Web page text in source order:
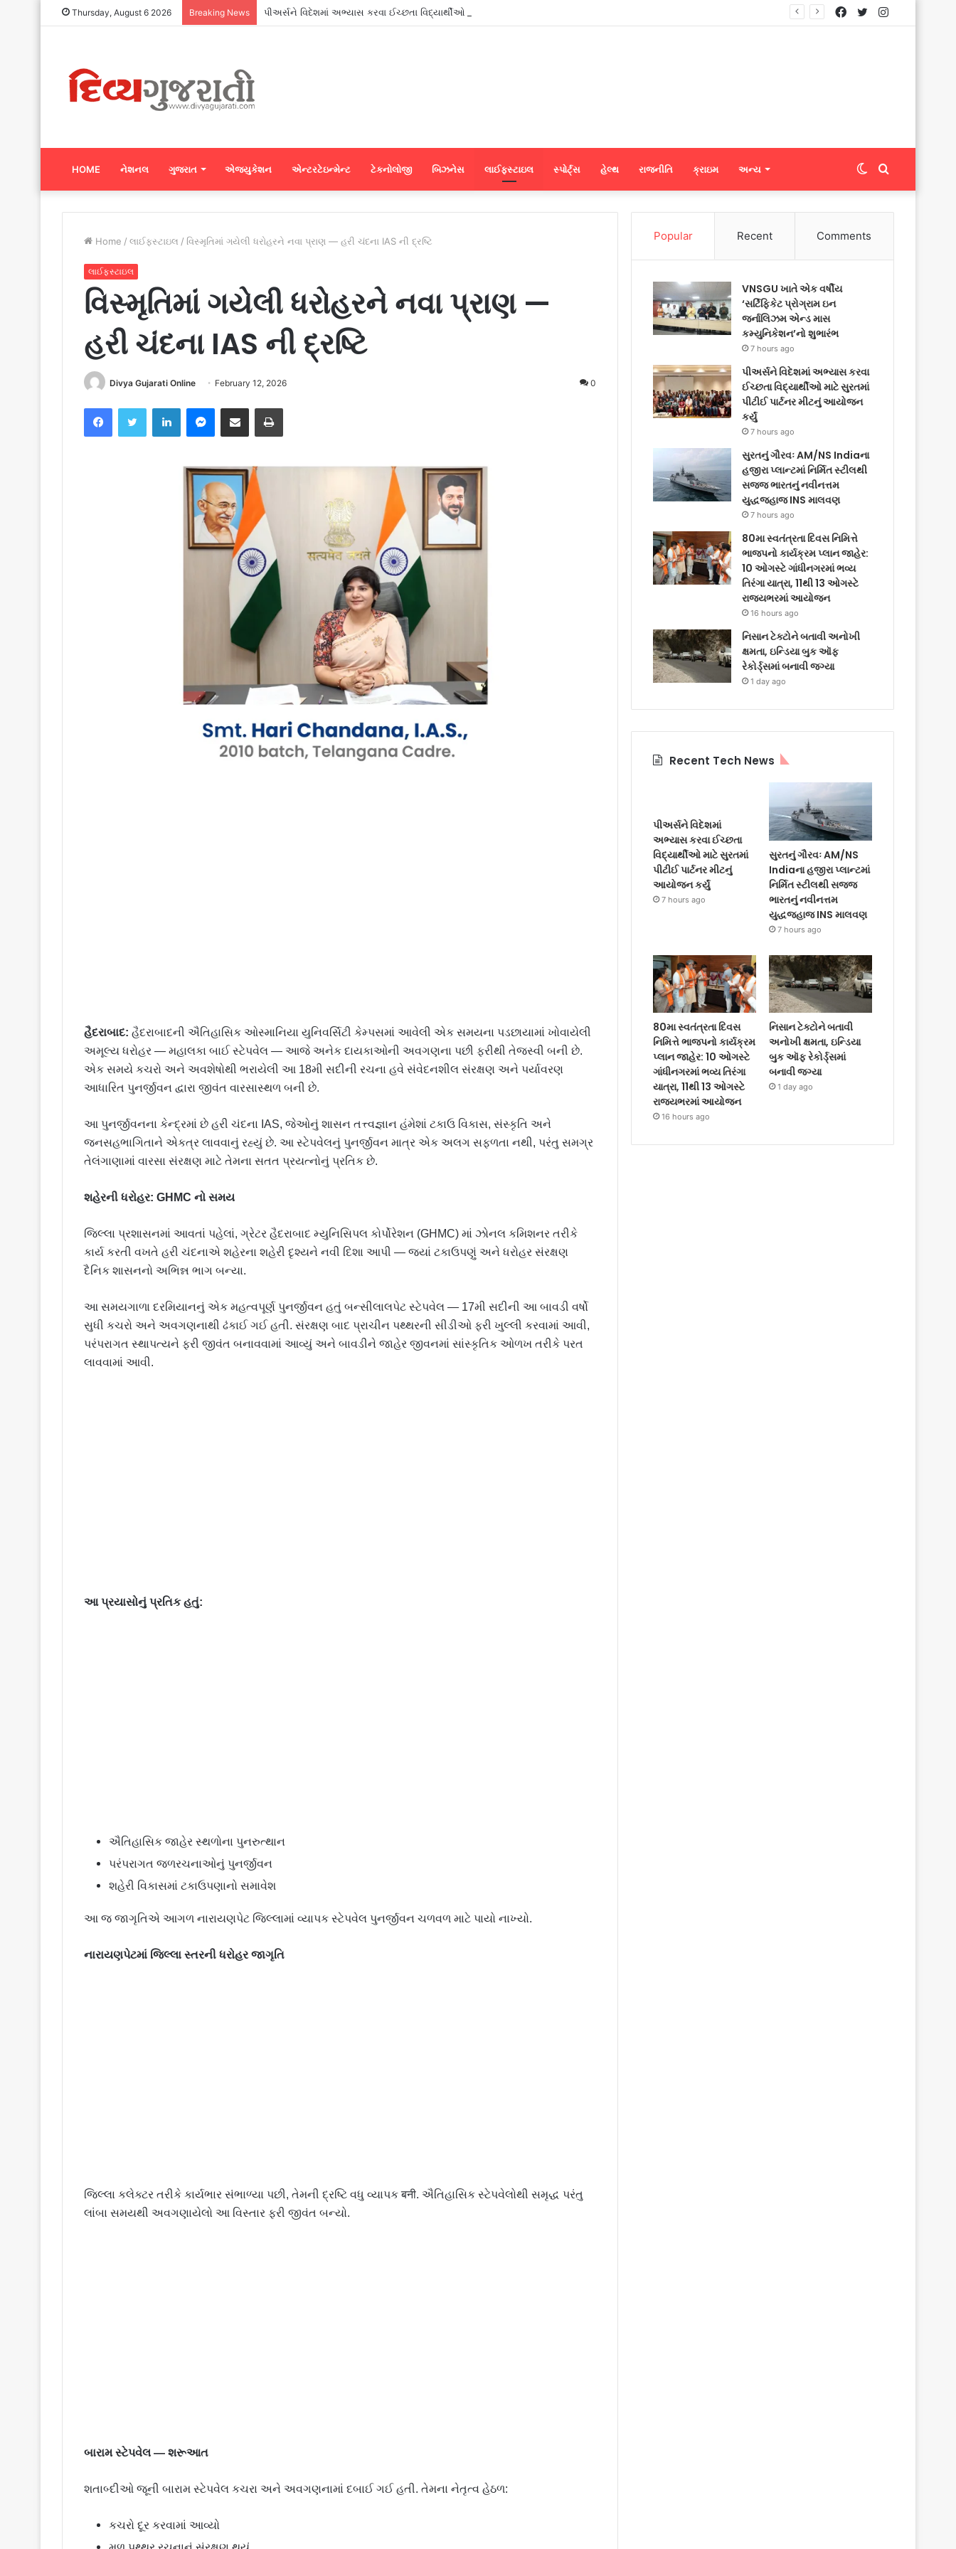
Thursday, August 6 2026 Breaking News પીઅર્સને વિદેશમાં અભ્યાસ કરવા ઈચ્છતા વિદ્યાર્થીઓ માટે સુરતમાં પીટીઈ પાર્ટનર મીટનું આયોજન કર્યું Instagram
Twitter
Facebook
HOME નેશનલ ગુજરાત એજ્યુકેશન એન્ટરટેઇન્મેન્ટ ટેકનોલોજી બિઝનેસ લાઈફસ્ટાઇલ સ્પોર્ટ્સ હેલ્થ રાજનીતિ ક્રાઇમ અન્ય Search
for
Switch
skin
Home / લાઈફસ્ટાઇલ / વિસ્મૃતિમાં ગયેલી ધરોહરને નવા પ્રાણ — હરી ચંદના IAS ની દ્રષ્ટિ
લાઈફસ્ટાઇલ
વિસ્મૃતિમાં ગયેલી ધરોહરને નવા પ્રાણ —
હરી ચંદના IAS ની દ્રષ્ટિ
Divya Gujarati Online February 12, 2026 0
FacebookTwitter LinkedInMessenger
Share via Email Print
હૈદરાબાદ: હૈદરાબાદની ઐતિહાસિક ઓસ્માનિયા યુનિવર્સિટી કેમ્પસમાં આવેલી એક સમયના પડછાયામાં ખોવાયેલી
અમૂલ્ય ધરોહર — મહાલકા બાઈ સ્ટેપવેલ — આજે અનેક દાયકાઓની અવગણના પછી ફરીથી તેજસ્વી બની છે.
એક સમયે કચરો અને અવશેષોથી ભરાયેલી આ 18મી સદીની રચના હવે સંવેદનશીલ સંરક્ષણ અને પર્યાવરણ
આધારિત પુનર્જીવન દ્વારા જીવંત વારસાસ્થળ બની છે.
આ પુનર્જીવનના કેન્દ્રમાં છે હરી ચંદના IAS, જેઓનું શાસન તત્ત્વજ્ઞાન હંમેશાં ટકાઉ વિકાસ, સંસ્કૃતિ અને
જનસહભાગિતાને એકત્ર લાવવાનું રહ્યું છે. આ સ્ટેપવેલનું પુનર્જીવન માત્ર એક અલગ સફળતા નથી, પરંતુ સમગ્ર
તેલંગાણામાં વારસા સંરક્ષણ માટે તેમના સતત પ્રયત્નોનું પ્રતિક છે.
શહેરની ધરોહર: GHMC નો સમય
જિલ્લા પ્રશાસનમાં આવતાં પહેલાં, ગ્રેટર હૈદરાબાદ મ્યુનિસિપલ કોર્પોરેશન (GHMC) માં ઝોનલ કમિશનર તરીકે
કાર્ય કરતી વખતે હરી ચંદનાએ શહેરના શહેરી દૃશ્યને નવી દિશા આપી — જ્યાં ટકાઉપણું અને ધરોહર સંરક્ષણ
દૈનિક શાસનનો અભિન્ન ભાગ બન્યા.
આ સમયગાળા દરમિયાનનું એક મહત્વપૂર્ણ પુનર્જીવન હતું બન્સીલાલપેટ સ્ટેપવેલ — 17મી સદીની આ બાવડી વર્ષો
સુધી કચરો અને અવગણનાથી ઢંકાઈ ગઈ હતી. સંરક્ષણ બાદ પ્રાચીન પથ્થરની સીડીઓ ફરી ખુલ્લી કરવામાં આવી,
પરંપરાગત સ્થાપત્યને ફરી જીવંત બનાવવામાં આવ્યું અને બાવડીને જાહેર જીવનમાં સાંસ્કૃતિક ઓળખ તરીકે પરત
લાવવામાં આવી.
આ પ્રયાસોનું પ્રતિક હતું:
ઐતિહાસિક જાહેર સ્થળોના પુનરુત્થાન
પરંપરાગત જળરચનાઓનું પુનર્જીવન
શહેરી વિકાસમાં ટકાઉપણાનો સમાવેશ
આ જ જાગૃતિએ આગળ નારાયણપેટ જિલ્લામાં વ્યાપક સ્ટેપવેલ પુનર્જીવન ચળવળ માટે પાયો નાખ્યો.
નારાયણપેટમાં જિલ્લા સ્તરની ધરોહર જાગૃતિ
જિલ્લા કલેક્ટર તરીકે કાર્યભાર સંભાળ્યા પછી, તેમની દ્રષ્ટિ વધુ વ્યાપક बनी. ઐતિહાસિક સ્ટેપવેલોથી સમૃદ્ધ પરંતુ
લાંબા સમયથી અવગણાયેલો આ વિસ્તાર ફરી જીવંત બન્યો.
બારામ સ્ટેપવેલ — શરૂઆત
શતાબ્દીઓ જૂની બારામ સ્ટેપવેલ કચરા અને અવગણનામાં દબાઈ ગઈ હતી. તેમના નેતૃત્વ હેઠળ:
કચરો દૂર કરવામાં આવ્યો
Popular Recent Comments
VNSGU ખાતે એક વર્ષીય
‘સર્ટિફિકેટ પ્રોગ્રામ ઇન
જર્નાલિઝમ એન્ડ માસ
કમ્યુનિકેશન’નો શુભારંભ
7 hours ago
પીઅર્સને વિદેશમાં અભ્યાસ કરવા
ઈચ્છતા વિદ્યાર્થીઓ માટે સુરતમાં
પીટીઈ પાર્ટનર મીટનું આયોજન
કર્યું
7 hours ago
સુરતનું ગૌરવઃ AM/NS Indiaના
હજીરા પ્લાન્ટમાં નિર્મિત સ્ટીલથી
સજ્જ ભારતનું નવીનત્તમ
યુદ્ધજહાજ INS માલવણ
7 hours ago
80મા સ્વતંત્રતા દિવસ નિમિત્તે
ભાજપનો કાર્યક્રમ પ્લાન જાહેર:
10 ઓગસ્ટે ગાંધીનગરમાં ભવ્ય
તિરંગા યાત્રા, 11થી 13 ઓગસ્ટે
રાજ્યભરમાં આયોજન
16 hours ago
નિસાન ટેક્ટોને બતાવી અનોખી
ક્ષમતા, ઇન્ડિયા બુક ઑફ
રેકોર્ડ્સમાં બનાવી જગ્યા
1 day ago
Recent Tech News
પીઅર્સને વિદેશમાં
અભ્યાસ કરવા ઈચ્છતા
વિદ્યાર્થીઓ માટે સુરતમાં
પીટીઈ પાર્ટનર મીટનું
આયોજન કર્યું
7 hours ago
સુરતનું ગૌરવઃ AM/NS
Indiaના હજીરા પ્લાન્ટમાં
નિર્મિત સ્ટીલથી સજ્જ
ભારતનું નવીનત્તમ
યુદ્ધજહાજ INS માલવણ
7 hours ago
80મા સ્વતંત્રતા દિવસ
નિમિત્તે ભાજપનો કાર્યક્રમ
પ્લાન જાહેર: 10 ઓગસ્ટે
ગાંધીનગરમાં ભવ્ય તિરંગા
યાત્રા, 11થી 13 ઓગસ્ટે
રાજ્યભરમાં આયોજન
16 hours ago
નિસાન ટેક્ટોને બતાવી
અનોખી ક્ષમતા, ઇન્ડિયા
બુક ઑફ રેકોર્ડ્સમાં
બનાવી જગ્યા
1 day ago